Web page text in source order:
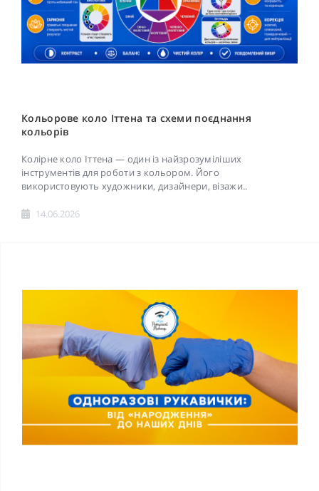
Кольорове коло Іттена та схеми поєднання
кольорів
Колірне коло Іттена — один із найзрозуміліших
інструментів для роботи з кольором. Його
використовують художники, дизайнери, візажи..
14.06.2026